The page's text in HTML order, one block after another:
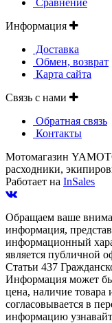
Информация
Доставка
Обмен, возврат
Карта сайта
Связь с нами
Обратная связь
Контакты
Мотомагазин
расходники,
Работает на InSales
Обращаем ваше
информация,
информационный
является публичной
Статьи 437
Информация может
цена, наличие товара
согласовывается в
информацию